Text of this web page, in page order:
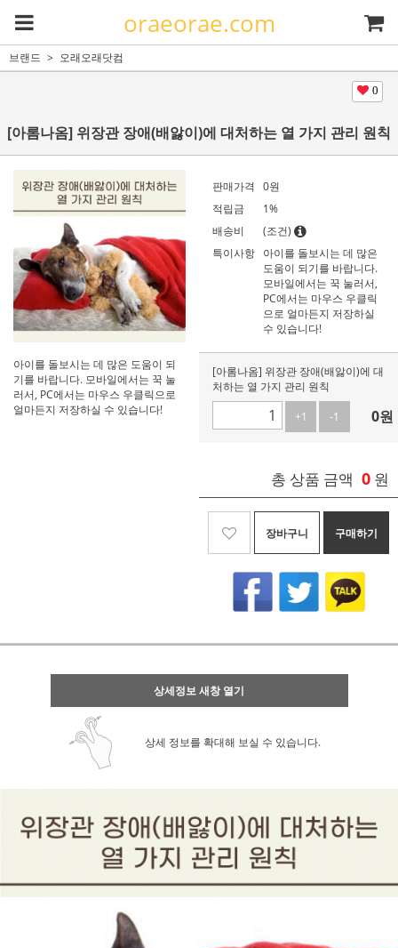
oraeorae.com
브랜드 오래오래닷컴
0
[아롬나옴] 위장관 장애(배앓이)에 대처하는 열 가지 관리 원칙
아이를 돌보시는 데 많은 도움이 되
기를 바랍니다. 모바일에서는 꾹 눌
러서, PC에서는 마우스 우클릭으로
얼마든지 저장하실 수 있습니다!
판매가격 0원
적립금
1%
배송비
(조건)
특이사항 아이를 돌보시는 데 많은
도움이 되기를 바랍니다.
모바일에서는 꾹 눌러서,
PC에서는 마우스 우클릭
으로 얼마든지 저장하실
수 있습니다!
[아롬나옴] 위장관 장애(배앓이)에 대
처하는 열 가지 관리 원칙
+1
-1 0원
총 상품 금액 0 원
장바구니 구매하기
상세정보 새창 열기
상세 정보를 확대해 보실 수 있습니다.